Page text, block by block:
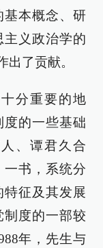
基本概念、研
主义政治学的
了贡献。
分重要的地
的一些基础
、谭君久合
书，系统分
征及其发展
制度的一部较
年，先生与